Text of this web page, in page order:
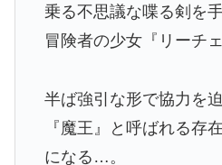
乗る不思議な喋る剣を
冒険者の少女『リーチェ
半ば強引な形で協力を
『魔王』と呼ばれる存
になる…。